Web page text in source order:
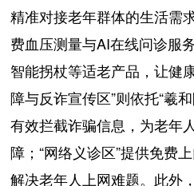
精准对接老年群体的生活需
费血压测量与AI在线问诊服
智能拐杖等适老产品，让健
障与反诈宣传区”则依托“羲
有效拦截诈骗信息，为老年
障；“网络义诊区”提供免费
解决老年人上网难题。此外